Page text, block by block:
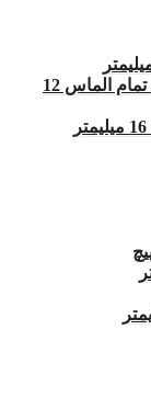
برقو ماشینی تنگستن کارباید تمام الماس 12